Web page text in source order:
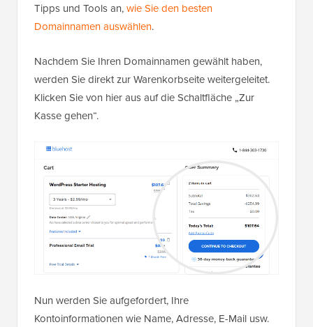
Tipps und Tools an,wie Sie den besten
Domainnamen auswählen.
Nachdem Sie Ihren Domainnamen gewählt haben,
werden Sie direkt zur Warenkorbseite weitergeleitet.
Klicken Sie von hier aus auf die Schaltfläche „Zur
Kasse gehen“.
Nun werden Sie aufgefordert, Ihre
Kontoinformationen wie Name, Adresse, E-Mail usw.